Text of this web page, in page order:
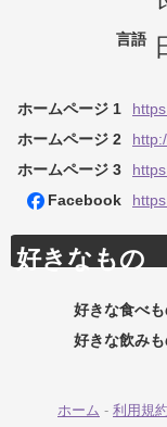
言語
ホームページ 1
ホームページ 2
ホームページ 3
Facebook
好きなもの
好きな食べ
好きな飲み
ホーム - 利用規約